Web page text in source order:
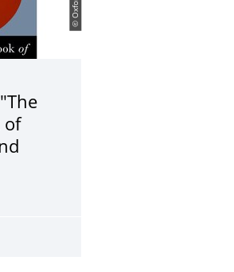
Local and Western Perspectives " März
of